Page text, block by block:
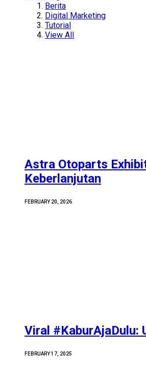
Berita
Digital Marketing
Tutorial
View All
Astra Otoparts
Keberlanjutan
FEBRUARY 20, 2026
Viral #KaburAjaDulu:
FEBRUARY 17, 2025